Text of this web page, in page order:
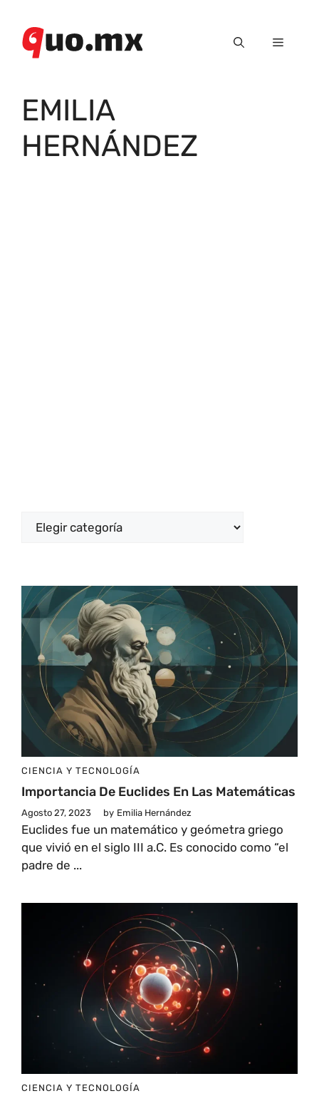
contenido
Menú
EMILIA
HERNÁNDEZ
Categorías
CIENCIA Y TECNOLOGÍA
Importancia De Euclides En Las Matemáticas
Agosto 27, 2023 by Emilia Hernández
Euclides fue un matemático y geómetra griego
que vivió en el siglo III a.C. Es conocido como “el
padre de ...
CIENCIA Y TECNOLOGÍA